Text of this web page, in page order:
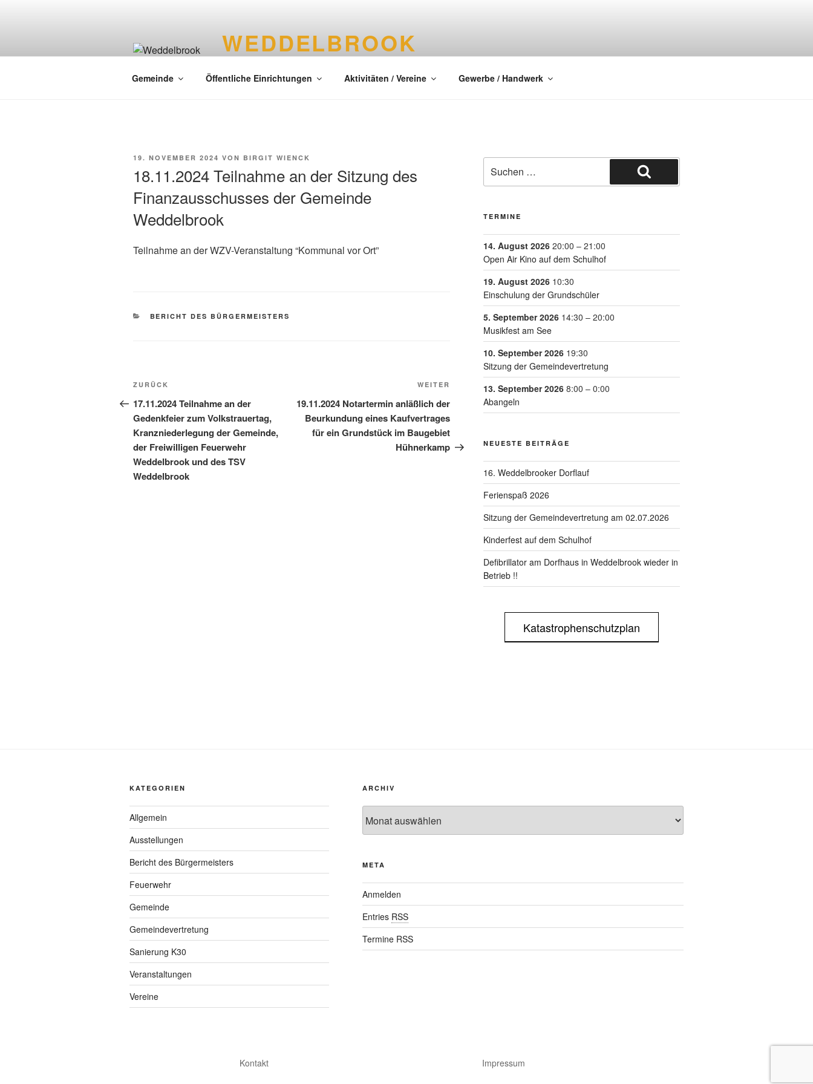
WEDDELBROOK
Gemeinde Öffentliche Einrichtungen Aktivitäten / Vereine Gewerbe / Handwerk
19. NOVEMBER 2024 VON BIRGIT WIENCK
18.11.2024 Teilnahme an der Sitzung des
Finanzausschusses der Gemeinde
Weddelbrook
Teilnahme an der WZV-Veranstaltung “Kommunal vor Ort”
BERICHT DES BÜRGERMEISTERS
ZURÜCK
17.11.2024 Teilnahme an der
Gedenkfeier zum Volkstrauertag,
Kranzniederlegung der Gemeinde,
der Freiwilligen Feuerwehr
Weddelbrook und des TSV
Weddelbrook
WEITER
19.11.2024 Notartermin anläßlich der
Beurkundung eines Kaufvertrages
für ein Grundstück im Baugebiet
Hühnerkamp
TERMINE
14. August 2026 20:00 – 21:00
Open Air Kino auf dem Schulhof
19. August 202610:30
Einschulung der Grundschüler
5. September 2026 14:30 – 20:00
Musikfest am See
10. September 202619:30
Sitzung der Gemeindevertretung
13. September 2026 8:00 – 0:00
Abangeln
NEUESTE BEITRÄGE
16. Weddelbrooker Dorflauf
Ferienspaß 2026
Sitzung der Gemeindevertretung am 02.07.2026
Kinderfest auf dem Schulhof
Defibrillator am Dorfhaus in Weddelbrook wieder in
Betrieb !!
Katastrophenschutzplan
KATEGORIEN
Allgemein
Ausstellungen
Bericht des Bürgermeisters
Feuerwehr
Gemeinde
Gemeindevertretung
Sanierung K30
Veranstaltungen
Vereine
ARCHIV
META
Anmelden
Entries RSS
Termine RSS
Kontakt Impressum